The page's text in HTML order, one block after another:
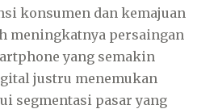
konsumen dan kemajuan
meningkatnya persaingan
yang semakin
justru menemukan
segmentasi pasar yang